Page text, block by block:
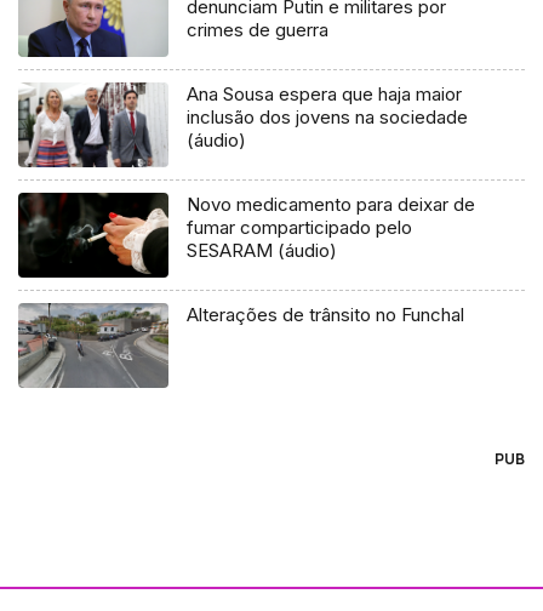
denunciam Putin e militares por
crimes de guerra
Ana Sousa espera que haja maior
inclusão dos jovens na sociedade
(áudio)
Novo medicamento para deixar de
fumar comparticipado pelo
SESARAM (áudio)
Alterações de trânsito no Funchal
PUB